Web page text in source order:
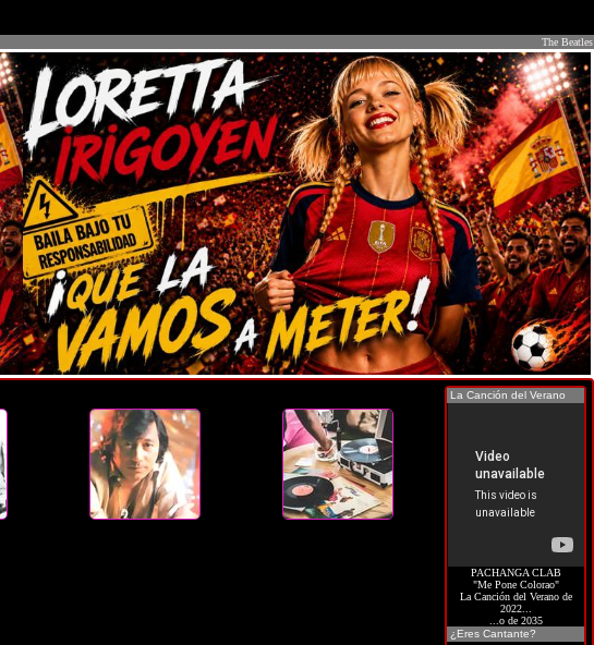
The Beatles
La Canción del Verano
PACHANGA CLAB
"Me Pone Colorao"
La Canción del Verano de
2022...
...o de 2035
¿Eres Cantante?